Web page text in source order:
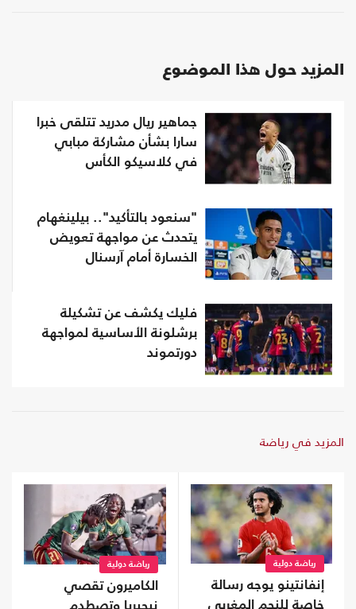
المزيد حول هذا الموضوع
جماهير ريال مدريد تتلقى خبرا
سارا بشأن مشاركة مبابي
في كلاسيكو الكأس
"سنعود بالتأكيد".. بيلينغهام
يتحدث عن مواجهة تعويض
الخسارة أمام آرسنال
فليك يكشف عن تشكيلة
برشلونة الأساسية لمواجهة
دورتموند
المزيد في رياضة
رياضة دولية
إنفانتينو يوجه رسالة
خاصة للنجم المغربي
رياضة دولية
الكاميرون تقصي
نيجيريا وتصطدم